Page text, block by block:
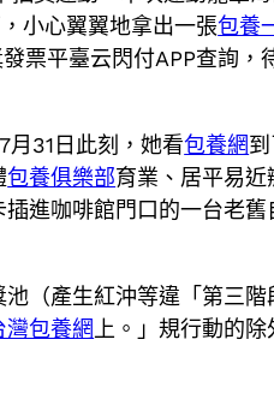
小心翼翼地拿出一張包養
票平臺云閃付APP查詢，
月31日此刻，她看包養網
包養俱樂部育業、居平易
插進咖啡館門口的一台老
（產生紅沖等違「第三
灣包養網 上。」規行動的